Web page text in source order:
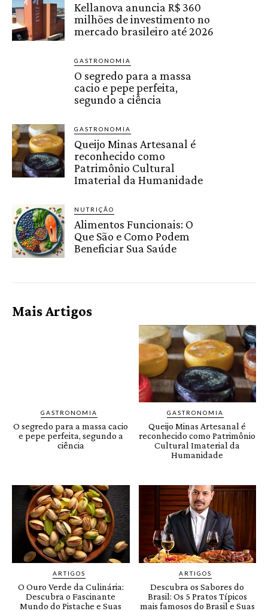
Kellanova anuncia R$ 360
milhões de investimento no
mercado brasileiro até 2026
GASTRONOMIA
O segredo para a massa
cacio e pepe perfeita,
segundo a ciência
GASTRONOMIA
Queijo Minas Artesanal é
reconhecido como
Patrimônio Cultural
Imaterial da Humanidade
NUTRIÇÃO
Alimentos Funcionais: O
Que São e Como Podem
Beneficiar Sua Saúde
Mais Artigos
GASTRONOMIA
O segredo para a massa cacio
e pepe perfeita, segundo a
ciência
GASTRONOMIA
Queijo Minas Artesanal é
reconhecido como Patrimônio
Cultural Imaterial da
Humanidade
ARTIGOS
O Ouro Verde da Culinária:
Descubra o Fascinante
Mundo do Pistache e Suas
ARTIGOS
Descubra os Sabores do
Brasil: Os 5 Pratos Típicos
mais famosos do Brasil e Suas